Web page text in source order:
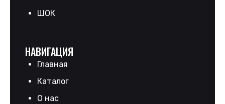
ШОК
НАВИГАЦИЯ
Главная
Каталог
О нас